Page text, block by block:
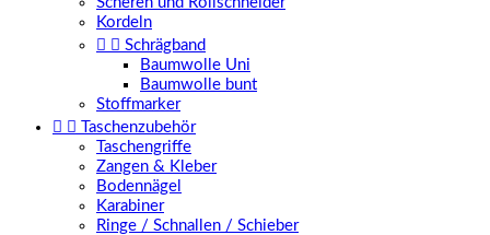
Kordeln
  Schrägband
Baumwolle Uni
Baumwolle bunt
Stoffmarker
 
Taschenzubehör
Taschengriffe
Zangen & Kleber
Bodennägel
Karabiner
Ringe / Schnallen / Schieber